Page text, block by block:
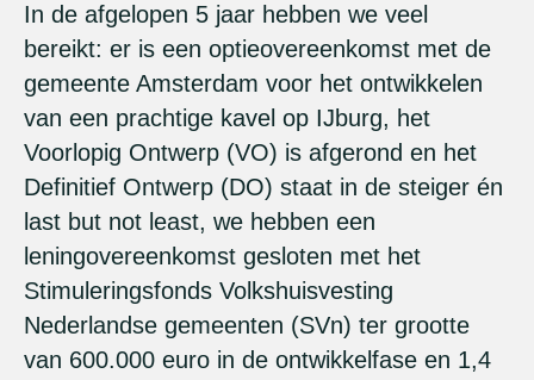
In de afgelopen 5 jaar hebben we veel
bereikt: er is een optieovereenkomst met de
gemeente Amsterdam voor het ontwikkelen
van een prachtige kavel op IJburg, het
Voorlopig Ontwerp (VO) is afgerond en het
Definitief Ontwerp (DO) staat in de steiger én
last but not least, we hebben een
leningovereenkomst gesloten met het
Stimuleringsfonds Volkshuisvesting
Nederlandse gemeenten (SVn) ter grootte
van 600.000 euro in de ontwikkelfase en 1,4